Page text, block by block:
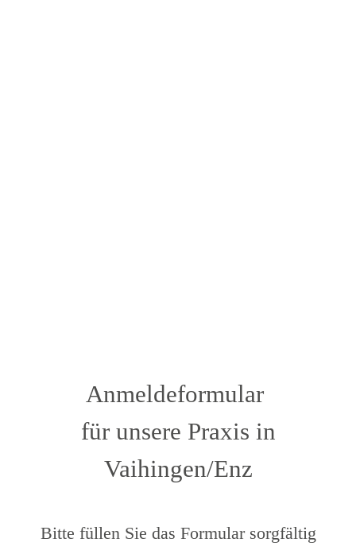
Anmeldeformular
für unsere Praxis in
Vaihingen/Enz
Bitte füllen Sie das Formular sorgfältig